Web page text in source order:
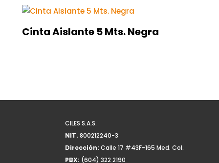
Cinta Aislante 5 Mts. Negra
CILES S.A.S.
NIT. 800212240-3
Dirección: Calle 17 #43F-165 Med. Col.
PBX: (604) 322 2190